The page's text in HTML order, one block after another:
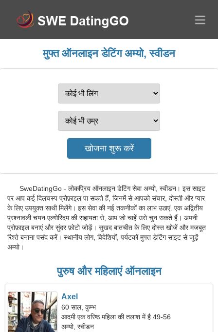
मुफ्त ऑनलाइन डेटिंग अम्यो, स्वीडन
SweDatingGo - लोकप्रिय ऑनलाइन डेटिंग सेवा अम्यो, स्वीडन। इस साइट
पर आप कई दिलचस्प प्रोफ़ाइल पा सकते हैं, जिनमें से आपको संचार, दोस्ती और प्यार
के लिए उपयुक्त साथी मिलेंगे। इस सेवा की नई तकनीकों का लाभ उठाएं. एक अद्वितीय
प्रश्नावली चयन एल्गोरिदम की सहायता से, आप जो चाहें उसे चुन सकते हैं। अपनी
प्रोफ़ाइल बनाएं और सुंदर फ़ोटो जोड़ें। सुखद बातचीत के लिए दोस्त खोजें और मजबूत
रिश्ते बनाना पसंद करें। स्थानीय लोग, विदेशियों, पर्यटकों मुफ्त डेटिंग साइट से जुड़ें
अम्यो।
पुरुष और महिलाएं ऑनलाइन
Axel
60 साल, कुम्भ
आदमी एक वरिष्ठ महिला की तलाश में है 49-56
अम्यो, स्वीडन